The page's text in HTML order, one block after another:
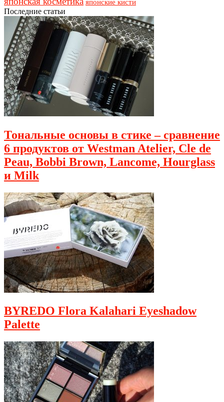
Последние статьи
Тональные основы в стике – сравнение
6 продуктов от Westman Atelier, Cle de
Peau, Bobbi Brown, Lancome, Hourglass
и Milk
BYREDO Flora Kalahari Eyeshadow
Palette